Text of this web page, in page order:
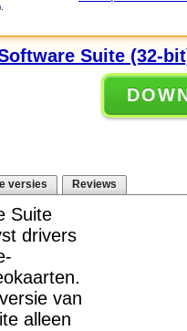
Suite (32-
versies Reviews
Suite
drivers
van
alleen